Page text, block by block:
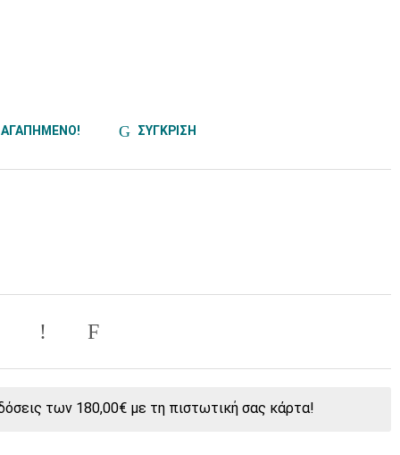
ΣΥΓΚΡΙΣΗ
των 180,00€ με τη πιστωτική σας κάρτα!